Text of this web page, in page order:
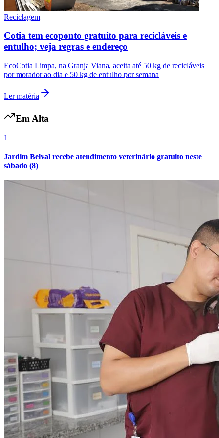
Internacional
Atlético-MG
Reciclagem
Cotia tem ecoponto gratuito para recicláveis e
entulho; veja regras e endereço
EcoCotia Limpa, na Granja Viana, aceita até 50 kg de recicláveis
por morador ao dia e 50 kg de entulho por semana
Ler matéria
Em Alta
1
Jardim Belval recebe atendimento veterinário gratuito neste
sábado (8)